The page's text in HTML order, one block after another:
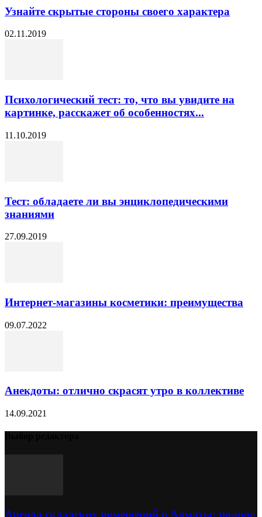
Узнайте скрытые стороны своего характера
02.11.2019
Психологический тест: то, что вы увидите на
картинке, расскажет об особенностях...
11.10.2019
Тест: обладаете ли вы энциклопедическими
знаниями
27.09.2019
Интернет-магазины косметики: преимущества
09.07.2022
Анекдоты: отлично скрасят утро в коллективе
14.09.2021